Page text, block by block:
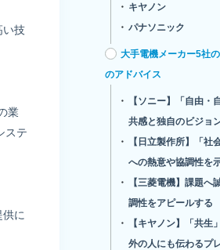
い技
業
ステ
に
キヤノン
パナソニック
大手電機メーカー5社
のアドバイス
【ソニー】「自由・
共感と独自のビジョ
【日立製作所】「社
への熱意や協調性を
【三菱電機】課題へ
調性をアピールする
【キヤノン】「共生
外の人にも伝わるプ